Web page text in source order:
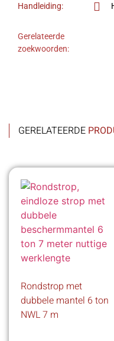
Handleiding:
Gerelateerde
zoekwoorden:
GERELATEERDE
Rondstrop met
dubbele mantel 6 ton
NWL 7 m